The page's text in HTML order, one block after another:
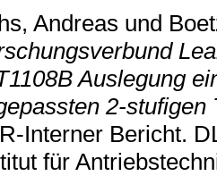
Andreas und
Auslegung
2-stufigen
Interner Bericht.
für